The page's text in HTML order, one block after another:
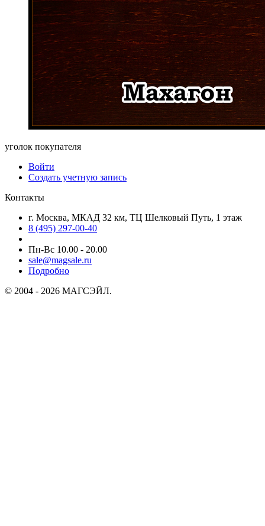
уголок покупателя
Войти
Создать учетную запись
Контакты
г. Москва, МКАД 32 км, ТЦ Шелковый Путь, 1 этаж
8 (495) 297-00-40
Пн-Вс 10.00 - 20.00
sale@magsale.ru
Подробно
© 2004 - 2026 МАГСЭЙЛ.